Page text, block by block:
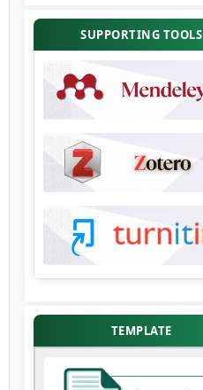
SUPPORTING TOOLS
TEMPLATE